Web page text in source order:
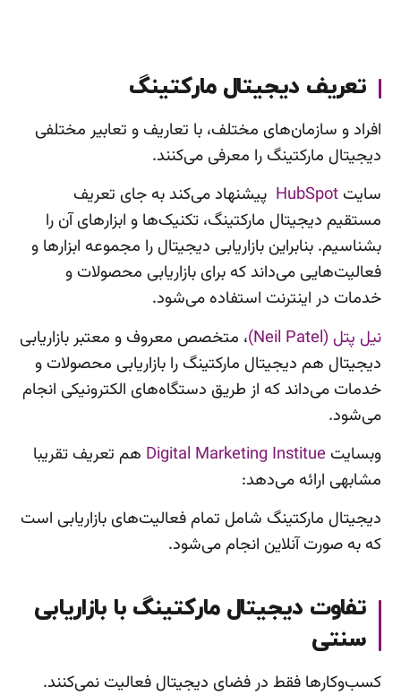
تعریف دیجیتال مارکتینگ
افراد و سازمان‌های مختلف، با تعاریف و تعابیر مختلفی
دیجیتال مارکتینگ را معرفی می‌کنند.
سایت HubSpot پیشنهاد می‌کند به جای تعریف
مستقیم دیجیتال مارکتینگ، تکنیک‌ها و ابزارهای آن را
بشناسیم. بنابراین بازاریابی دیجیتال را مجموعه ابزارها و
فعالیت‌هایی می‌داند که برای بازاریابی محصولات و
خدمات در اینترنت استفاده می‌شود.
نیل پتل (Neil Patel)
، متخصص معروف و معتبر بازاریابی
دیجیتال هم دیجیتال مارکتینگ را بازاریابی محصولات و
خدمات می­‌داند که از طریق دستگاه‌­های الکترونیکی انجام
می‌­شود.
وبسایت Digital Marketing Institue هم تعریف تقریبا
مشابهی ارائه می‌دهد:
دیجیتال مارکتینگ شامل تمام فعالیت‌های بازاریابی است
که به صورت آنلاین انجام می‌شود.
تفاوت دیجیتال مارکتینگ با بازاریابی
سنتی
کسب‌وکارها فقط در فضای دیجیتال فعالیت نمی‌کنند.